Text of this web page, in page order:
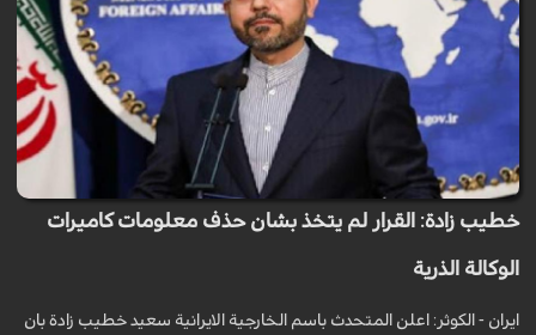
خطيب زادة: القرار لم يتخذ بشان حذف معلومات كاميرات
الوكالة الذرية
ايران - الكوثر: اعلن المتحدث باسم الخارجية الايرانية سعيد خطيب زادة بان